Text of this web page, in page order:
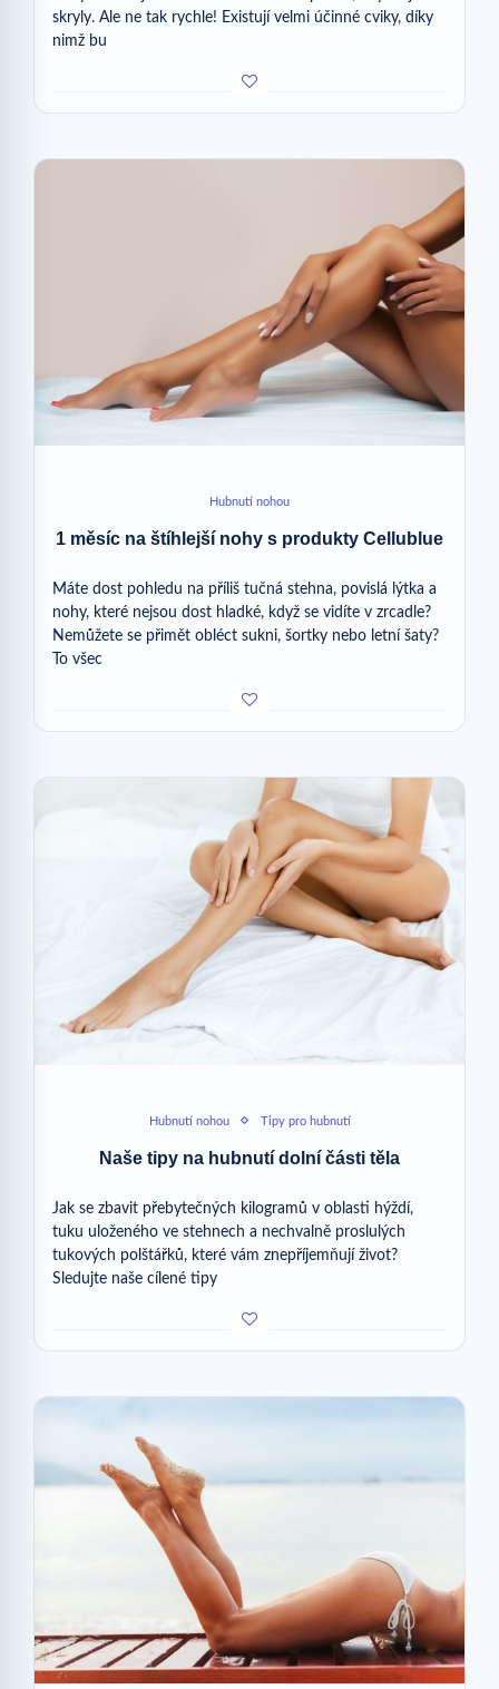
skryly. Ale ne tak rychle! Existují velmi účinné cviky, díky
nimž bu
Hubnutí nohou
1 měsíc na štíhlejší nohy s produkty Cellublue
Máte dost pohledu na příliš tučná stehna, povislá lýtka a
nohy, které nejsou dost hladké, když se vidíte v zrcadle?
Nemůžete se přimět obléct sukni, šortky nebo letní šaty?
To všec
Hubnutí nohou Tipy pro hubnutí
Naše tipy na hubnutí dolní části těla
Jak se zbavit přebytečných kilogramů v oblasti hýždí,
tuku uloženého ve stehnech a nechvalně proslulých
tukových polštářků, které vám znepříjemňují život?
Sledujte naše cílené tipy